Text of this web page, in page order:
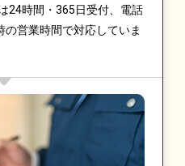
24時間・365日受付、電話
営業時間で対応していま